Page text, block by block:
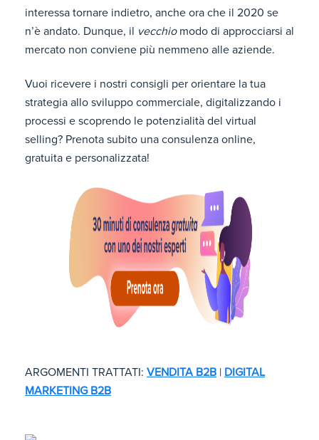
interessa tornare indietro, anche ora che il 2020 se
n’è andato. Dunque, il vecchiomodo di approcciarsi al
mercato non conviene più nemmeno alle aziende.
Vuoi ricevere i nostri consigli per orientare la tua
strategia allo sviluppo commerciale, digitalizzando i
processi e scoprendo le potenzialità del virtual
selling? Prenota subito una consulenza online,
gratuita e personalizzata!
ARGOMENTI TRATTATI: VENDITA B2B | DIGITAL
MARKETING B2B